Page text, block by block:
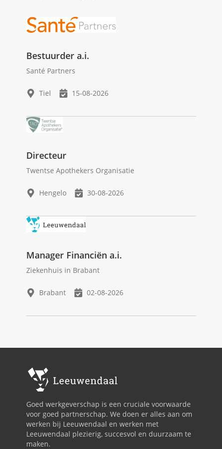
Bestuurder a.i.
Santé Partners
Tiel 15-08-2026
Directeur
Twentse Apothekers Organisatie
Hengelo 30-08-2026
Manager Financiën a.i.
Ziekenhuis in Brabant
Brabant 02-08-2026
Goed werkgeverschap is een cruciale voorwaarde
voor goed partnerschap. We doen er alles aan om
werken bij Leeuwendaal en werken met
Leeuwendaal plezierig, succesvol en duurzaam te
maken.